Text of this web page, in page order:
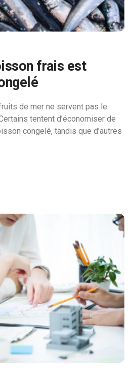
frais est
de mer ne servent pas le
tentent d’économiser de
congelé, tandis que d’autres